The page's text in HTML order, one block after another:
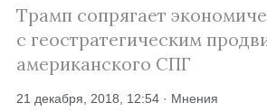
Трамп сопрягает
с геостратегическим
американского СПГ
21 декабря, 2018, 12:54 · Мнения